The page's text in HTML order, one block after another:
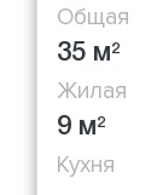
Общая
35 м2
Жилая
9 м2
Кухня